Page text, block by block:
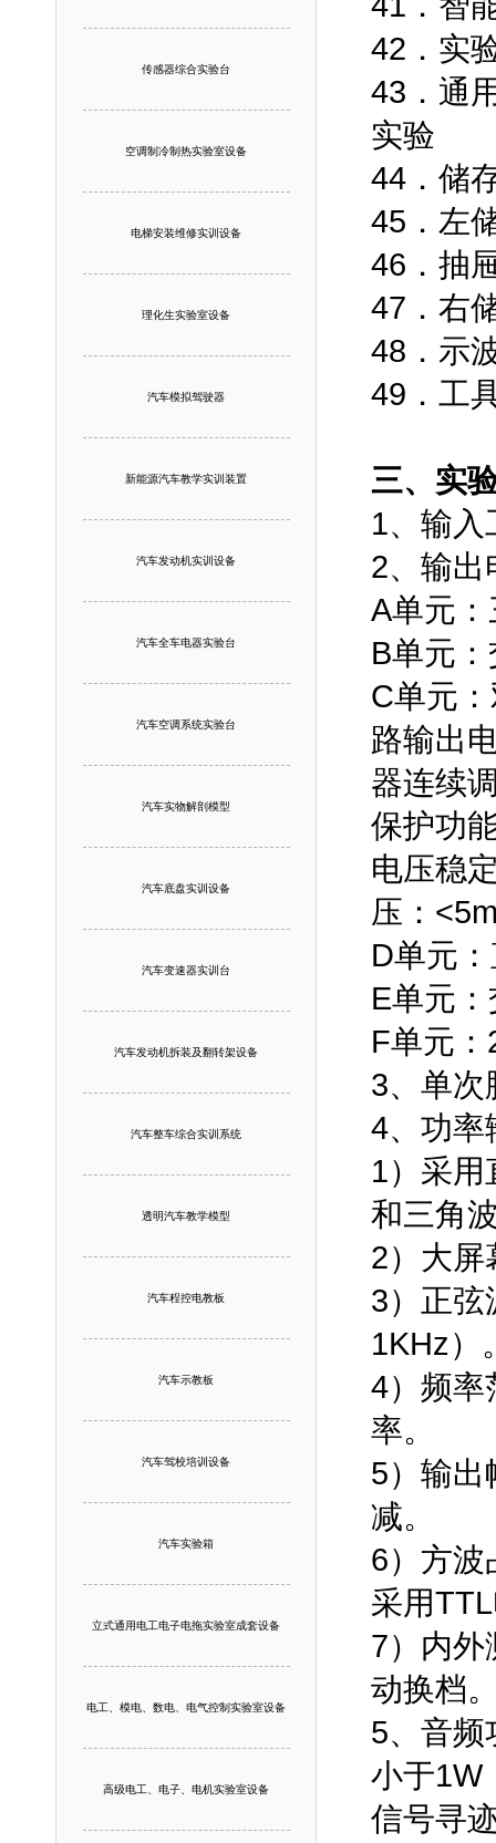
传感器综合实验台
空调制冷制热实验室设备
电梯安装维修实训设备
理化生实验室设备
汽车模拟驾驶器
新能源汽车教学实训装置
汽车发动机实训设备
汽车全车电器实验台
汽车空调系统实验台
汽车实物解剖模型
汽车底盘实训设备
汽车变速器实训台
汽车发动机拆装及翻转架设备
汽车整车综合实训系统
透明汽车教学模型
汽车程控电教板
汽车示教板
汽车驾校培训设备
汽车实验箱
立式通用电工电子电拖实验室成套设备
电工、模电、数电、电气控制实验室设备
高级电工、电子、电机实验室设备
42．实
43．通
实验
44．储
45．左
46．抽
47．右
48．示
49．
三、实
1、输入
2、输出
A单元
B单元
C单元
路输出
器连续
保护功
电压
压：
D单元
E单元
F单元
3、单次
4、功率
1）采用
和三角
2）大屏
3）正弦
1KHz）
4）频率
率。
5）输出
减。
6）方波
采用
7）内外
动换档
5、音频
小于1W
信号寻